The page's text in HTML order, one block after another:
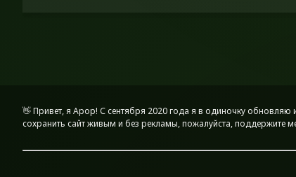
👋 Привет, я Apop! С сентября 2020 года я в одиночку
сохранить сайт живым и без рекламы, пожалуйста, поддержите